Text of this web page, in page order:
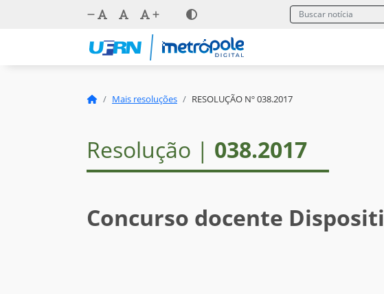
Mais resoluções RESOLUÇÃO Nº 038.2017
Resolução | 038.2017
Concurso docente